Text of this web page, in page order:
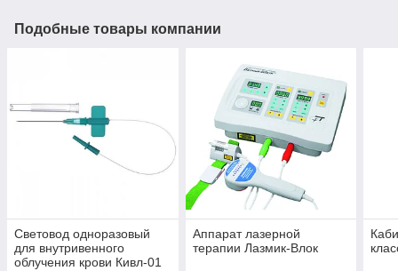
Подобные товары компании
Световод одноразовый
для внутривенного
облучения крови Кивл-01
Аппарат лазерной
терапии Лазмик-Влок